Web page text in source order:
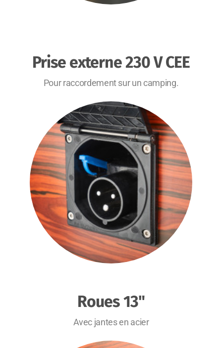
Prise externe 230 V CEE
Pour raccordement sur un camping.
Roues 13"
Avec jantes en acier